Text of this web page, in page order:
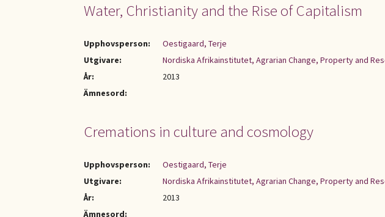
Water, Christianity and the Rise of Capitalism
Upphovsperson:
Oestigaard, Terje
Utgivare:
Nordiska Afrikainstitutet, Agrarian Change, Property and
År:
2013
Ämnesord:
Cremations in culture and cosmology
Upphovsperson:
Oestigaard, Terje
Utgivare:
Nordiska Afrikainstitutet, Agrarian Change, Property and
År:
2013
Ämnesord: